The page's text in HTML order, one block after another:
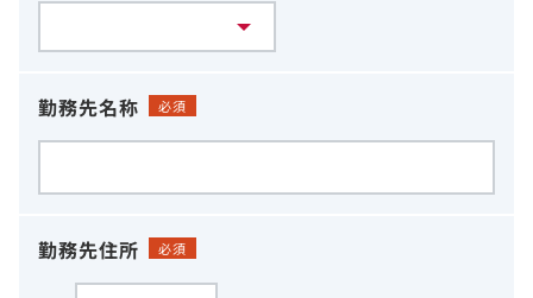
勤務先名称 必須
勤務先住所 必須